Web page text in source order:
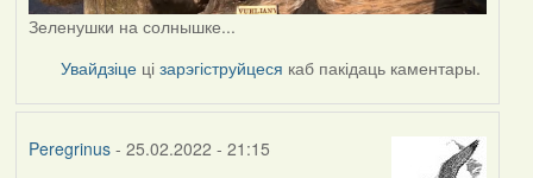
Зеленушки на солнышке...
Увайдзіце цізарэгіструйцеся каб пакідаць каментары.
Peregrinus- 25.02.2022 - 21:15